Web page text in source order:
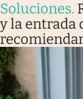
Soluciones.
y la entrada